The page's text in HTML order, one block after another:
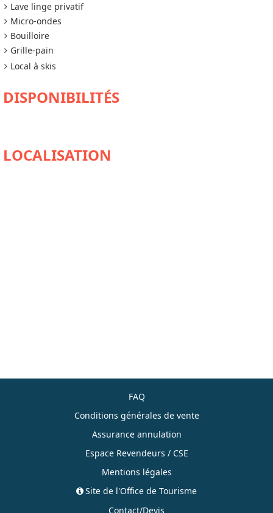
Lave linge privatif
Micro-ondes
Bouilloire
Grille-pain
Local à skis
DISPONIBILITÉS
FAQ
Conditions générales de vente
Assurance annulation
Espace Revendeurs / CSE
Mentions légales
Site de l'Office de Tourisme
Contact/Devis